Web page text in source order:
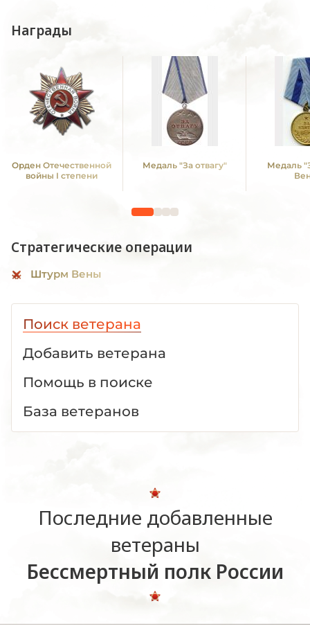
Награды
Орден Отечественной
войны I степени
Медаль "За отвагу"
Медаль
Стратегические операции
Штурм Вены
Поиск ветерана
Добавить ветерана
Помощь в поиске
База ветеранов
Последние добавленные
ветераны
Бессмертный полк России